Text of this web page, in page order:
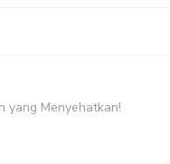
yang Menyehatkan!